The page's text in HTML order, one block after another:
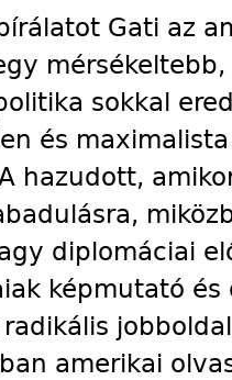
Gati az
sokkal
és
hazudott,
diplomáciai
képmutató
amerikai